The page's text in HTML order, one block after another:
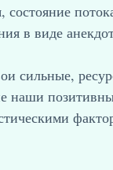
состояние
в виде
сильные,
наши